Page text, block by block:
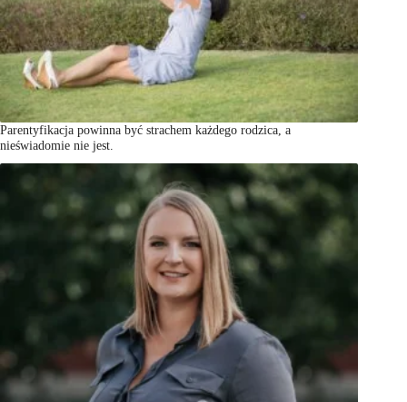
Parentyfikacja powinna być strachem każdego rodzica, a
nieświadomie nie jest.